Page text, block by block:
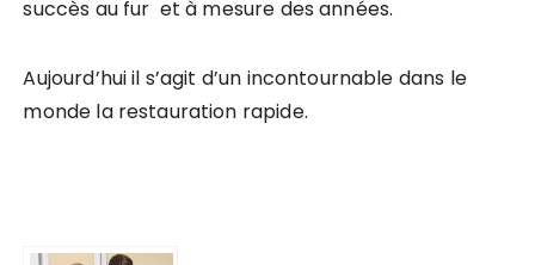
succès au fur et à mesure des années.
Aujourd’hui il s’agit d’un incontournable dans le
monde la restauration rapide.